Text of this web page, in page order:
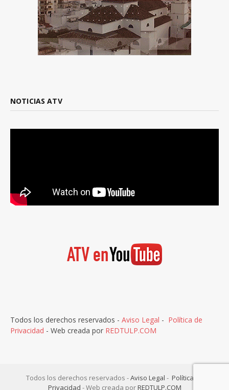
NOTICIAS ATV
Todos los derechos reservados - Aviso Legal - Política de
Privacidad - Web creada por REDTULP.COM
Todos los derechos reservados -Aviso Legal - Política de
Privacidad - Web creada porREDTULP.COM